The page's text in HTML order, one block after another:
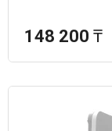
148 200 ₸